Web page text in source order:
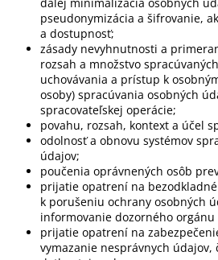
pseudonymizácia a šifrovanie,
a dostupnosť;
zásady nevyhnutnosti a
rozsah a množstvo
uchovávania a prístup k
osoby) spracúvania osobných
spracovateľskej operácie;
povahu, rozsah, kontext a účel
odolnosť a obnovu systémov
údajov;
poučenia oprávnených osôb
prijatie opatrení na
k porušeniu ochrany osobných
informovanie dozorného orgánu
prijatie opatrení na
vymazanie nesprávnych